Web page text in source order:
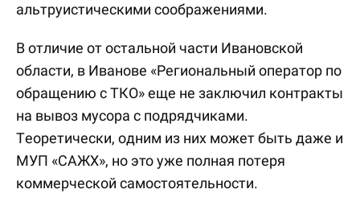
альтруистическими соображениями.
В отличие от остальной части Ивановской
области, в Иванове «Региональный оператор по
обращению с ТКО» еще не заключил контракты
на вывоз мусора с подрядчиками.
Теоретически, одним из них может быть даже и
МУП «САЖХ», но это уже полная потеря
коммерческой самостоятельности.